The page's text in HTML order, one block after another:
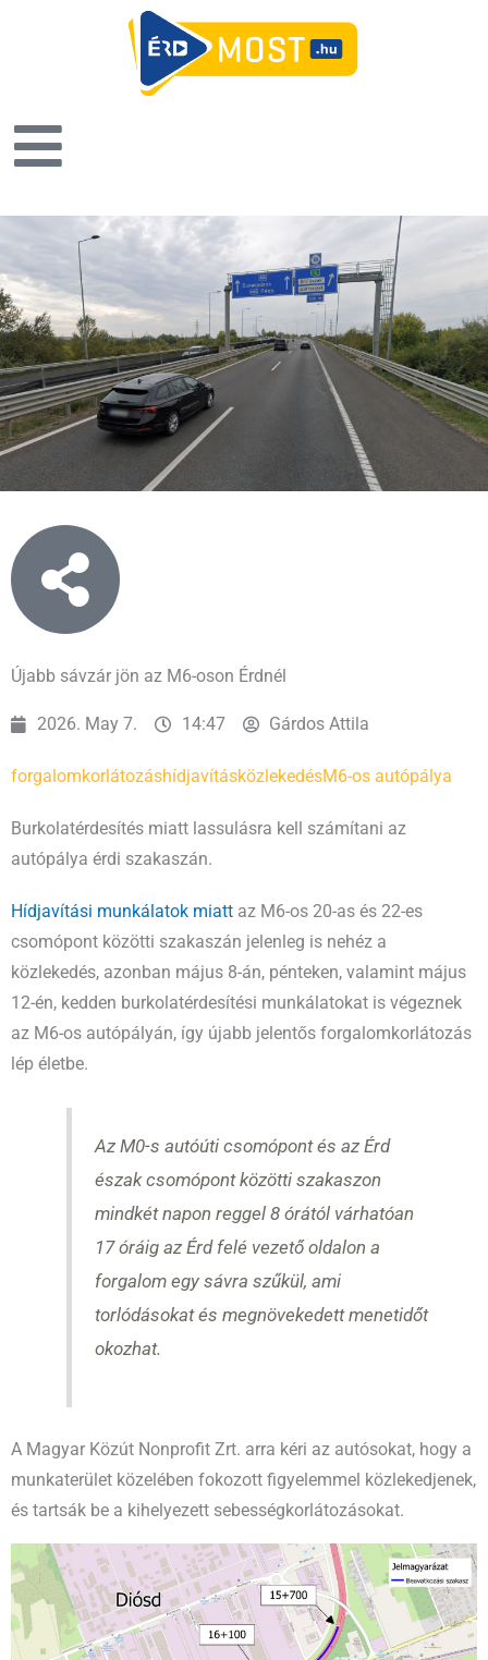
Újabb sávzár jön az M6-oson Érdnél
2026. May 7. 14:47 Gárdos Attila
forgalomkorlátozáshídjavításközlekedésM6-os autópálya
Burkolatérdesítés miatt lassulásra kell számítani az
autópálya érdi szakaszán.
Hídjavítási munkálatok miatt az M6-os 20-as és 22-es
csomópont közötti szakaszán jelenleg is nehéz a
közlekedés, azonban május 8-án, pénteken, valamint május
12-én, kedden burkolatérdesítési munkálatokat is végeznek
az M6-os autópályán, így újabb jelentős forgalomkorlátozás
lép életbe.
Az M0-s autóúti csomópont és az Érd
észak csomópont közötti szakaszon
mindkét napon reggel 8 órától várhatóan
17 óráig az Érd felé vezető oldalon a
forgalom egy sávra szűkül, ami
torlódásokat és megnövekedett menetidőt
okozhat.
A Magyar Közút Nonprofit Zrt. arra kéri az autósokat, hogy a
munkaterület közelében fokozott figyelemmel közlekedjenek,
és tartsák be a kihelyezett sebességkorlátozásokat.